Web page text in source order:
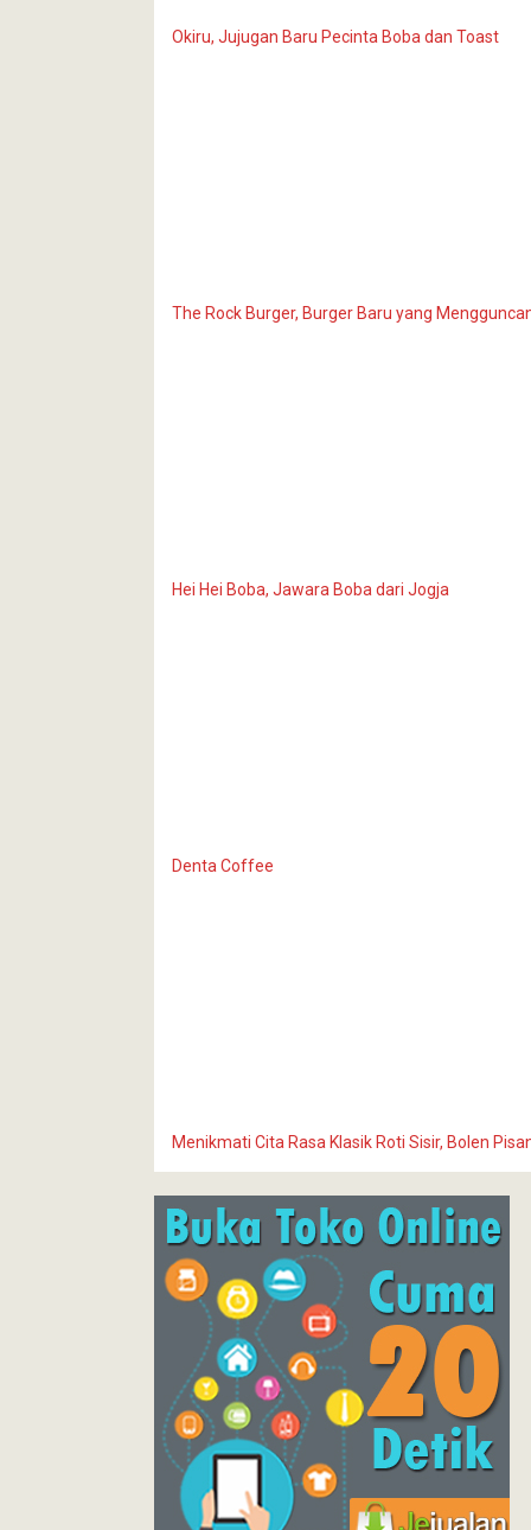
Okiru, Jujugan Baru Pecinta Boba dan Toast
The Rock Burger, Burger Baru yang
Hei Hei Boba, Jawara Boba dari Jogja
Denta Coffee
Menikmati Cita Rasa Klasik Roti Sisir, Bolen